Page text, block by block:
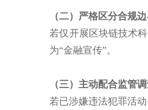
（二）严格区分合规
若仅开展区块链技术
为“金融宣传”。
（三）主动配合监管
若已涉嫌违法犯罪活